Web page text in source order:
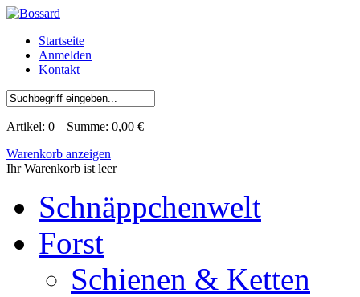
Startseite
Anmelden
Kontakt
Artikel: 0 | Summe: 0,00 €
Warenkorb anzeigen
Ihr Warenkorb ist leer
Schnäppchenwelt
Forst
Schienen & Ketten